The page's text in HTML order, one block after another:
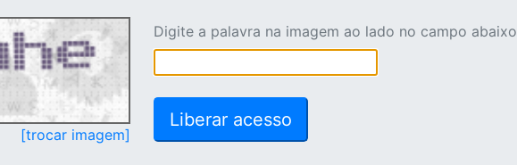
[trocar imagem]
Digite a palavra na imagem ao lado no campo abaixo